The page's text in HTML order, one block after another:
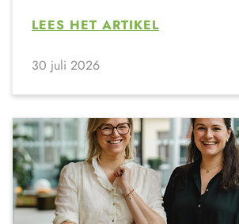
LEES HET ARTIKEL
30 juli 2026